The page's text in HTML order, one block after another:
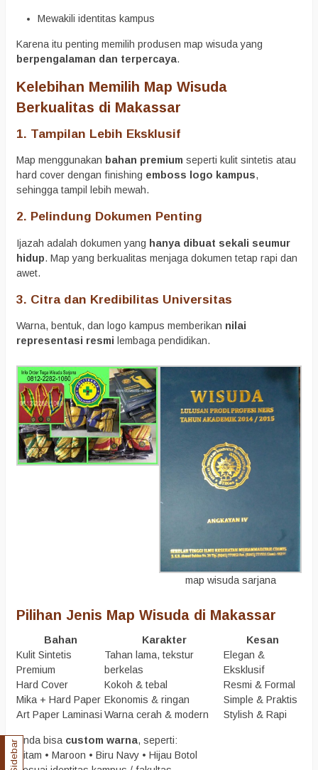
Mewakili identitas kampus
Karena itu penting memilih produsen map wisuda yang
berpengalaman dan terpercaya.
Kelebihan Memilih Map Wisuda
Berkualitas di Makassar
1. Tampilan Lebih Eksklusif
Map menggunakan bahan premium seperti kulit sintetis atau
hard cover dengan finishing emboss logo kampus,
sehingga tampil lebih mewah.
2. Pelindung Dokumen Penting
Ijazah adalah dokumen yang hanya dibuat sekali seumur
hidup. Map yang berkualitas menjaga dokumen tetap rapi dan
awet.
3. Citra dan Kredibilitas Universitas
Warna, bentuk, dan logo kampus memberikan nilai
representasi resmi lembaga pendidikan.
map wisuda sarjana
Pilihan Jenis Map Wisuda di Makassar
Bahan Karakter
Kesan
Kulit Sintetis
Premium
Tahan lama, tekstur
berkelas
Elegan &
Eksklusif
Hard Cover
Kokoh & tebal
Resmi & Formal
Mika + Hard Paper Ekonomis & ringan
Simple & Praktis
Art Paper Laminasi Warna cerah & modern Stylish & Rapi
Anda bisa custom warna, seperti:
Hitam • Maroon • Biru Navy • Hijau Botol
Sidebar